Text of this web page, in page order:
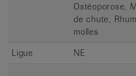
Ostéoporose,
de chute,
molles
Ligue
NE